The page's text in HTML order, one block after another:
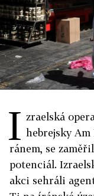
I zraelská
hebrejsky Am
ránem, se
potenciál.
akci sehráli